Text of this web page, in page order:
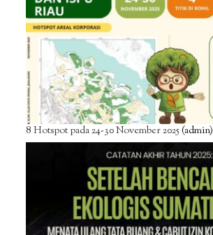
8 Hotspot pada 24-30 November 2025(admin)